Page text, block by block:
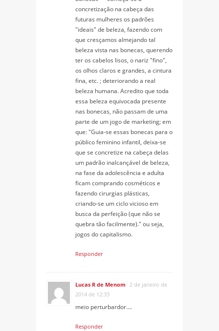
concretização na cabeça das
futuras mulheres os padrões
"ideais" de beleza, fazendo com
que cresçamos almejando tal
beleza vista nas bonecas, querendo
ter os cabelos lisos, o nariz "fino",
os olhos claros e grandes, a cintura
fina, etc. ; deteriorando a real
beleza humana. Acredito que toda
essa beleza equivocada presente
nas bonecas, não passam de uma
parte de um jogo de marketing; em
que: "Guia-se essas bonecas para o
público feminino infantil, deixa-se
que se concretize na cabeça delas
um padrão inalcançável de beleza,
na fase da adolescência e adulta
ficam comprando cosméticos e
fazendo cirurgias plásticas,
criando-se um ciclo vicioso em
busca da perfeição (que não se
quebra tão facilmente)." ou seja,
jogos do capitalismo.
Responder
Lucas R de Menom 2 de janeiro de
2014 de 12:33
meio perturbardor….
Responder